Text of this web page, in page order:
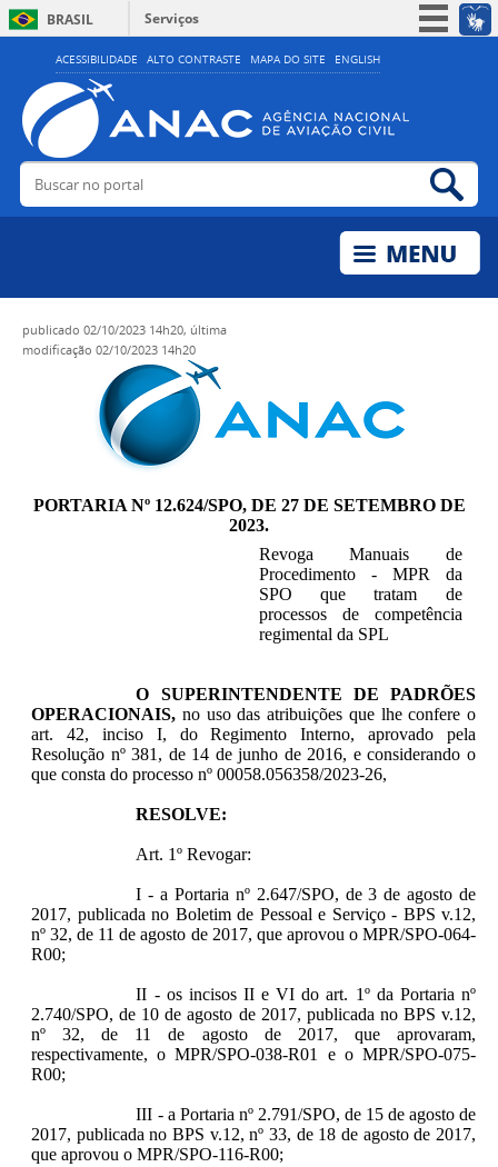
ACESSIBILIDADE ALTO CONTRASTE MAPA DO SITE ENGLISH
BRASIL
Serviços
Simplifique!
Acesso à informação
Legislação
Buscar no portal
publicado 02/10/2023 14h20, última
modificação 02/10/2023 14h20
PORTARIA Nº 12.624/SPO, DE 27 DE SETEMBRO DE
2023.
Revoga Manuais de
Procedimento - MPR da
SPO que tratam de
processos de competência
regimental da SPL
O SUPERINTENDENTE DE PADRÕES
OPERACIONAIS, no uso das atribuições que lhe confere o
art. 42, inciso I, do Regimento Interno, aprovado pela
Resolução nº 381, de 14 de junho de 2016, e considerando o
que consta do processo nº 00058.056358/2023-26,
RESOLVE:
Art. 1º Revogar:
I - a Portaria nº 2.647/SPO, de 3 de agosto de
2017, publicada no Boletim de Pessoal e Serviço - BPS v.12,
nº 32, de 11 de agosto de 2017, que aprovou o MPR/SPO-064-
R00;
II - os incisos II e VI do art. 1º da Portaria nº
2.740/SPO, de 10 de agosto de 2017, publicada no BPS v.12,
nº 32, de 11 de agosto de 2017, que aprovaram,
respectivamente, o MPR/SPO-038-R01 e o MPR/SPO-075-
R00;
III - a Portaria nº 2.791/SPO, de 15 de agosto de
2017, publicada no BPS v.12, nº 33, de 18 de agosto de 2017,
que aprovou o MPR/SPO-116-R00;